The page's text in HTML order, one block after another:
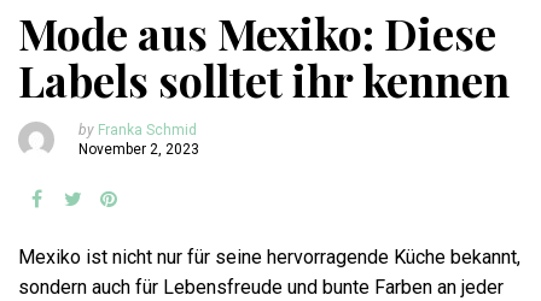
Mode aus Mexiko: Diese
Labels solltet ihr kennen
by Franka Schmid
November 2, 2023
Mexiko ist nicht nur für seine hervorragende Küche bekannt,
sondern auch für Lebensfreude und bunte Farben an jeder